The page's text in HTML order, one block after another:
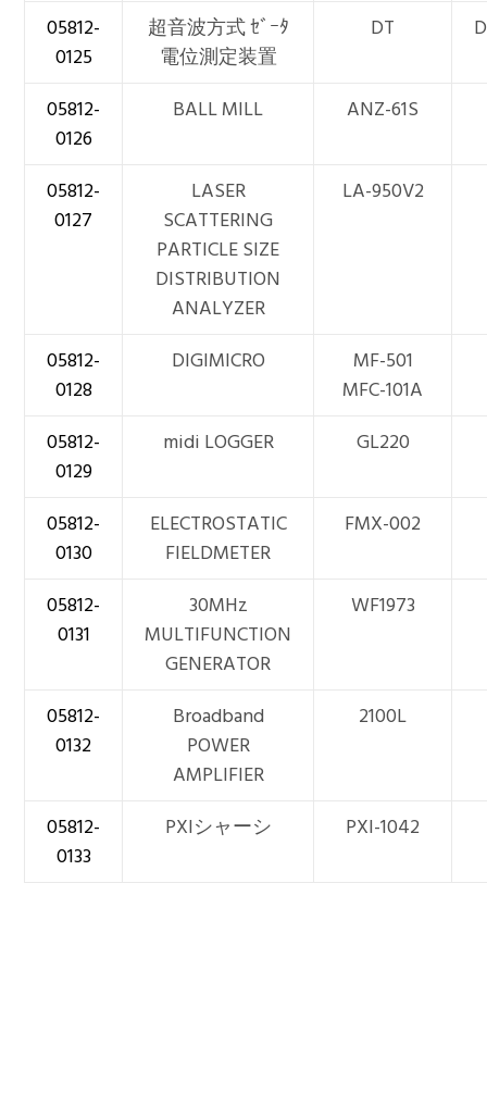
05812-
0125
超音波方式 ｾﾞｰﾀ
電位測定装置
DT
05812-
0126
BALL MILL ANZ-61S
05812-
0127
LASER
SCATTERING
PARTICLE SIZE
DISTRIBUTION
ANALYZER
LA-950V2
05812-
0128
DIGIMICRO
MF-501
MFC-101A
05812-
0129
midi LOGGER GL220
05812-
0130
ELECTROSTATIC
FIELDMETER
FMX-002
05812-
0131
30MHz
MULTIFUNCTION
GENERATOR
WF1973
05812-
0132
Broadband
POWER
AMPLIFIER
2100L
05812-
0133
PXIシャーシ PXI-1042